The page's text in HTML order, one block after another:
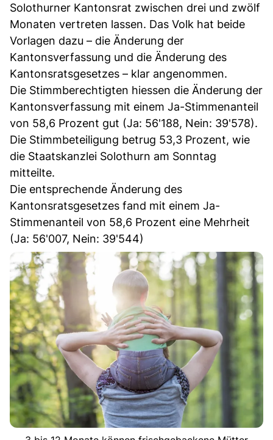
Solothurner Kantonsrat zwischen drei und zwölf
Monaten vertreten lassen. Das Volk hat beide
Vorlagen dazu – die Änderung der
Kantonsverfassung und die Änderung des
Kantonsratsgesetzes – klar angenommen.
Die Stimmberechtigten hiessen die Änderung der
Kantonsverfassung mit einem Ja-Stimmenanteil
von 58,6 Prozent gut (Ja: 56'188, Nein: 39'578).
Die Stimmbeteiligung betrug 53,3 Prozent, wie
die Staatskanzlei Solothurn am Sonntag
mitteilte.
Die entsprechende Änderung des
Kantonsratsgesetzes fand mit einem Ja-
Stimmenanteil von 58,6 Prozent eine Mehrheit
(Ja: 56'007, Nein: 39'544)